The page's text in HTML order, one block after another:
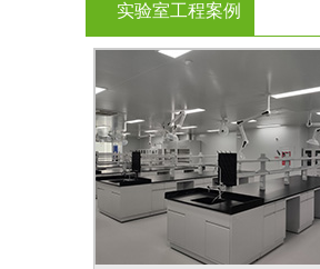
实验室工程案例